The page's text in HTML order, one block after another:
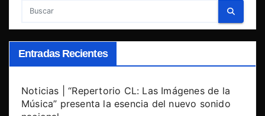
Entradas Recientes
Noticias | “Repertorio CL: Las Imágenes de la
Música” presenta la esencia del nuevo sonido